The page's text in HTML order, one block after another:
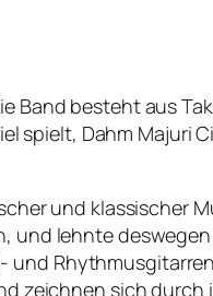
besteht aus
spielt, Dahm Majuri
und klassischer
und lehnte
zeichnen sich